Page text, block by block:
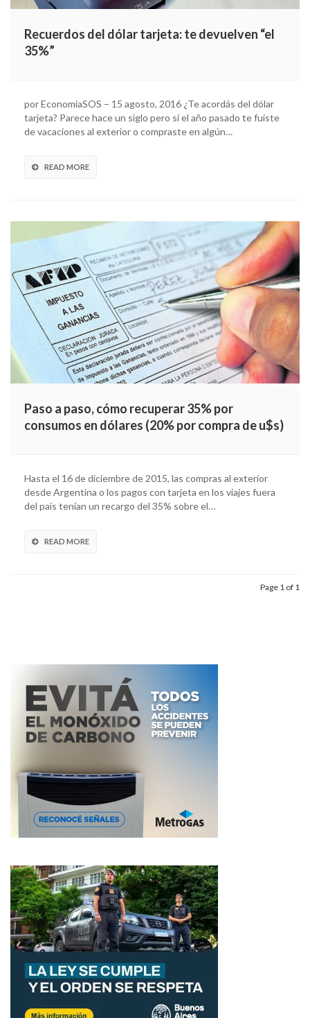
Recuerdos del dólar tarjeta: te devuelven “el
35%”
por EconomiaSOS – 15 agosto, 2016 ¿Te acordás del dólar
tarjeta? Parece hace un siglo pero si el año pasado te fuiste
de vacaciones al exterior o compraste en algún…
READ MORE
Paso a paso, cómo recuperar 35% por
consumos en dólares (20% por compra de u$s)
Hasta el 16 de diciembre de 2015, las compras al exterior
desde Argentina o los pagos con tarjeta en los viajes fuera
del país tenían un recargo del 35% sobre el…
READ MORE
Page 1 of 1